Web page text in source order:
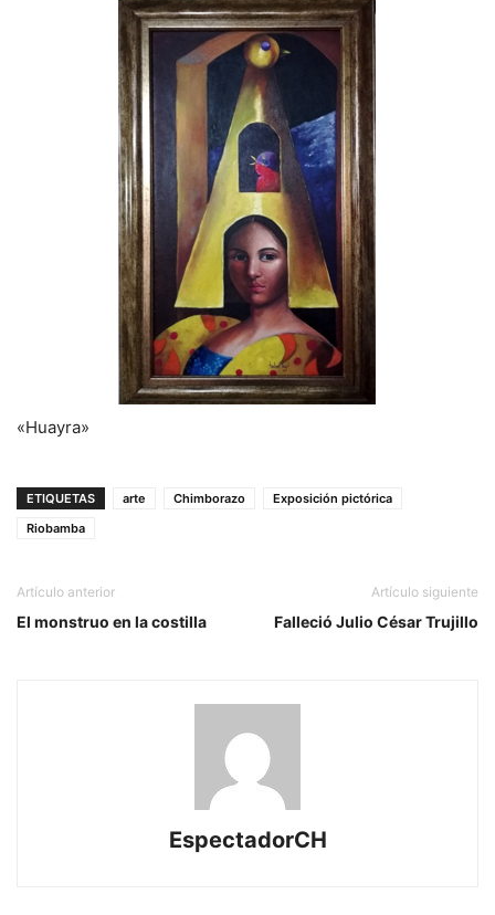
«Huayra»
ETIQUETAS arte Chimborazo
Exposición pictórica
Riobamba
Artículo anterior
El monstruo en la costilla
Artículo siguiente
Falleció Julio César Trujillo
EspectadorCH